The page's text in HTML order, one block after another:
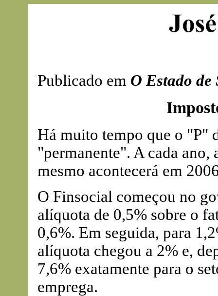
Publicado em O Estado de
Há muito tempo que o "P"
"permanente". A cada
mesmo acontecerá em
O Finsocial começou no
alíquota de 0,5% sobre o
0,6%. Em seguida, para
alíquota chegou a 2% e,
7,6% exatamente para o
emprega.